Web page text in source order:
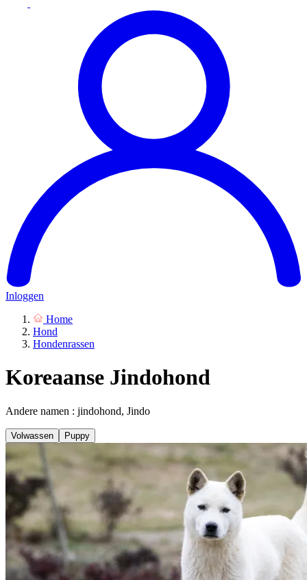
Inloggen
Home
Hond
Hondenrassen
Koreaanse Jindohond
Andere namen : jindohond, Jindo
Volwassen Puppy